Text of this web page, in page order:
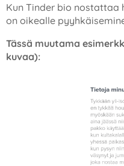
Kun Tinder bio nostattaa
on oikealle
Tässä muutama
kuvaa):